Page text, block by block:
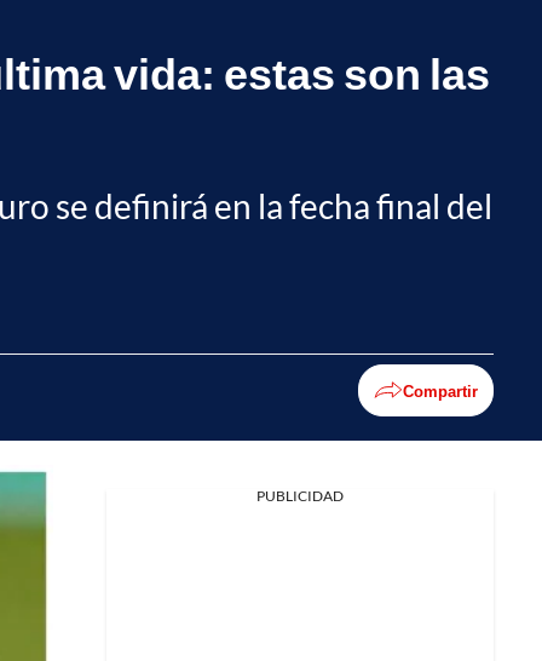
vida: estas son las
se definirá en la fecha final del
Compartir
PUBLICIDAD